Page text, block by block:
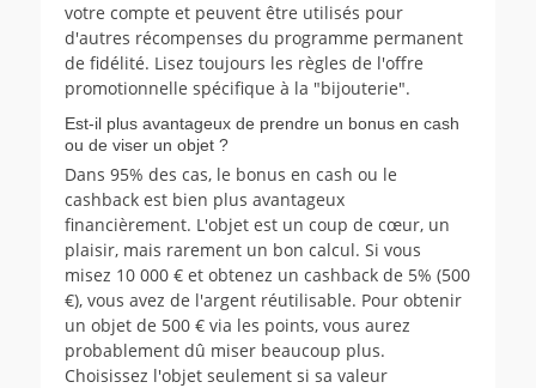
votre compte et peuvent être utilisés pour
d'autres récompenses du programme permanent
de fidélité. Lisez toujours les règles de l'offre
promotionnelle spécifique à la "bijouterie".
Est-il plus avantageux de prendre un bonus en cash
ou de viser un objet ?
Dans 95% des cas, le bonus en cash ou le
cashback est bien plus avantageux
financièrement. L'objet est un coup de cœur, un
plaisir, mais rarement un bon calcul. Si vous
misez 10 000 € et obtenez un cashback de 5% (500
€), vous avez de l'argent réutilisable. Pour obtenir
un objet de 500 € via les points, vous aurez
probablement dû miser beaucoup plus.
Choisissez l'objet seulement si sa valeur